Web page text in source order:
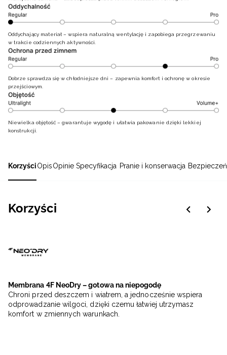
KorzyściOpisOpinie Specyfikacja Pranie i konserwacja
Korzyści
Membrana 4F NeoDry – gotowa na niepogodę
Chroni przed deszczem i wiatrem, a jednocześnie wspiera
odprowadzanie wilgoci, dzięki czemu łatwiej utrzymasz
komfort w zmiennych warunkach.
Oddychający materiał – wspiera naturalną wentylację i zapobiega przegrzewaniu
w trakcie codziennych aktywności.
Dobrze sprawdza się w chłodniejsze dni – zapewnia komfort i ochronę w okresie
przejściowym.
Niewielka objętość – gwarantuje wygodę i ułatwia pakowanie dzięki lekkiej
konstrukcji.